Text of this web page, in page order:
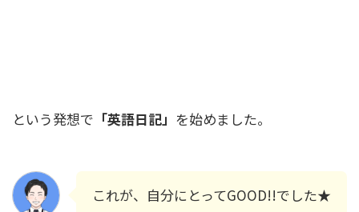
という発想で 「英語日記」 を始めました。
これが、自分にとってGOOD!!でした★